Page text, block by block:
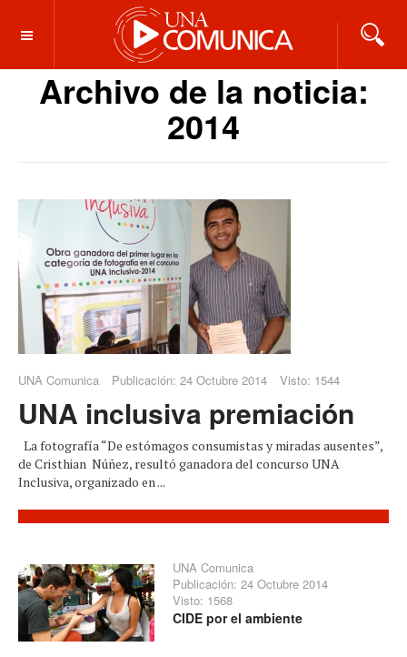
OFF CANVAS
Archivo de la noticia:
2014
UNA Comunica Publicación: 24 Octubre 2014 Visto: 1544
UNA inclusiva premiación
La fotografía “De estómagos consumistas y miradas ausentes”,
de Cristhian Núñez, resultó ganadora del concurso UNA
Inclusiva, organizado en ...
UNA Comunica
Publicación: 24 Octubre 2014
Visto: 1568
CIDE por el ambiente